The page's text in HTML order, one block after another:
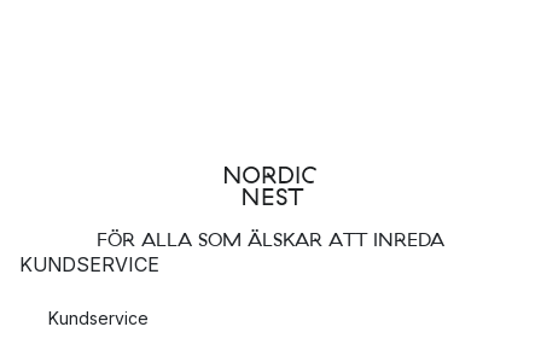
FÖR ALLA SOM ÄLSKAR ATT INREDA
KUNDSERVICE
Kundservice